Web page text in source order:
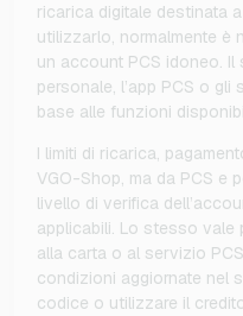
ricarica digitale destinata
utilizzarlo, normalmente è
un account PCS idoneo. Il
personale, l’app PCS o
base alle funzioni
I limiti di ricarica,
VGO-Shop, ma da PCS e
livello di verifica
applicabili. Lo stesso vale
alla carta o al servizio
condizioni aggiornate nel
codice o utilizzare il